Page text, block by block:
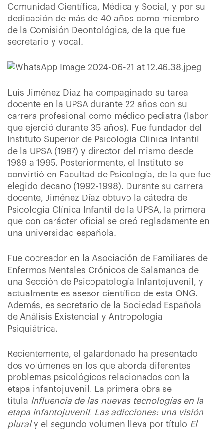
Comunidad Científica, Médica y Social, y por su
dedicación de más de 40 años como miembro
de la Comisión Deontológica, de la que fue
secretario y vocal.
Luis Jiménez Díaz ha compaginado su tarea
docente en la UPSA durante 22 años con su
carrera profesional como médico pediatra (labor
que ejerció durante 35 años). Fue fundador del
Instituto Superior de Psicología Clínica Infantil
de la UPSA (1987) y director del mismo desde
1989 a 1995. Posteriormente, el Instituto se
convirtió en Facultad de Psicología, de la que fue
elegido decano (1992-1998). Durante su carrera
docente, Jiménez Díaz obtuvo la cátedra de
Psicología Clínica Infantil de la UPSA, la primera
que con carácter oficial se creó regladamente en
una universidad española.
Fue cocreador en la Asociación de Familiares de
Enfermos Mentales Crónicos de Salamanca de
una Sección de Psicopatología Infantojuvenil, y
actualmente es asesor científico de esta ONG.
Además, es secretario de la Sociedad Española
de Análisis Existencial y Antropología
Psiquiátrica.
Recientemente, el galardonado ha presentado
dos volúmenes en los que aborda diferentes
problemas psicológicos relacionados con la
etapa infantojuvenil. La primera obra se
titula Influencia de las nuevas tecnologías en la
etapa infantojuvenil. Las adicciones: una visión
pluraly el segundo volumen lleva por título El